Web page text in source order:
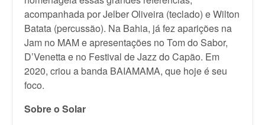
acompanhada por Jelber Oliveira (teclado) e Wilton
Batata (percussão). Na Bahia, já fez aparições na
Jam no MAM e apresentações no Tom do Sabor,
D’Venetta e no Festival de Jazz do Capão. Em
2020, criou a banda BAIAMAMA, que hoje é seu
foco.
Sobre o Solar